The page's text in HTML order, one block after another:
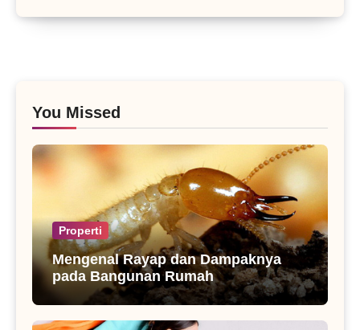
You Missed
Properti
Mengenal Rayap dan Dampaknya
pada Bangunan Rumah